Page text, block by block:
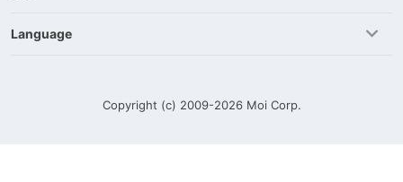
Language
Copyright (c) 2009-2026 Moi Corp.